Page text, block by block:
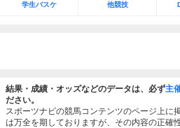
学生バスケ 他競技
結果・成績・オッズなどのデータは、必ず主
ださい。
スポーツナビの競馬コンテンツのページ上に
は万全を期しておりますが、その内容の正確